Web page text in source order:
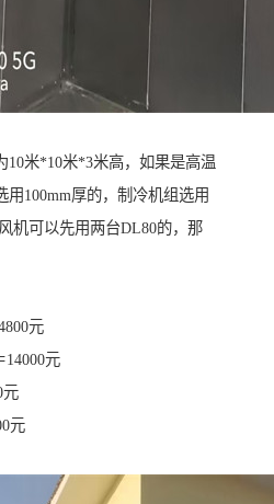
10米*10米*3米高，如果是高温
用100mm厚的，制冷机组选用
机可以先用两台DL80的，那
元
14000元
元
元